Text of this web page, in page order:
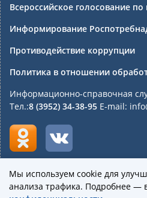
Всероссийское голосование
Информирование
Противодействие коррупции
Политика в отношении
Информационно-справочная
Тел.:8 (3952) 34-38-95 E-mail:
Мы используем cookie для
анализа трафика. Подробнее —